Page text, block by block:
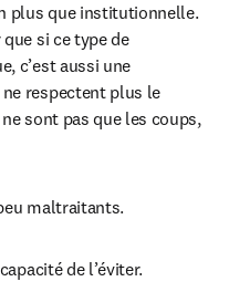
plus que institutionnelle.
que si ce type de
c’est aussi une
respectent plus le
sont pas que les coups,
maltraitants.
de l’éviter.